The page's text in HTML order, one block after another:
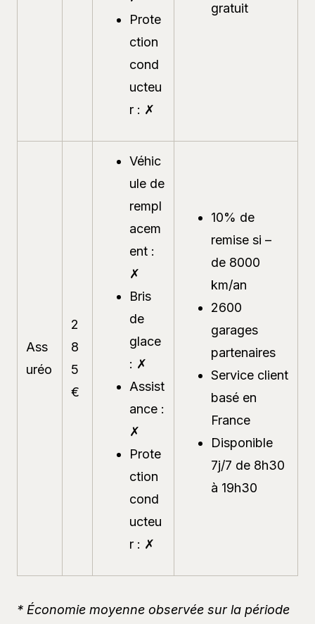
Prote
ction
cond
ucteu
r : ✗
gratuit
Ass
uréo
2
8
5
€
Véhic
ule de
rempl
acem
ent :
✗
Bris
de
glace
: ✗
Assist
ance :
✗
Prote
ction
cond
ucteu
r : ✗
10% de
remise si –
de 8000
km/an
2600
garages
partenaires
Service client
basé en
France
Disponible
7j/7 de 8h30
à 19h30
* Économie moyenne observée sur la période